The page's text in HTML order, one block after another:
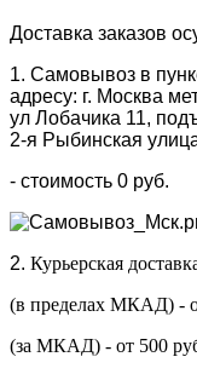
Доставка заказов
1. Самовывоз в
адресу: г. Москва
ул Лобачика 11,
2-я Рыбинская
- стоимость 0 руб.
2. Курьерская
(в пределах МКАД) -
(за МКАД) - от 500